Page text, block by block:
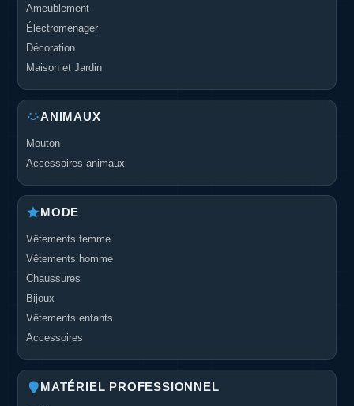
Ameublement
Électroménager
Décoration
Maison et Jardin
ANIMAUX
Mouton
Accessoires animaux
MODE
Vêtements femme
Vêtements homme
Chaussures
Bijoux
Vêtements enfants
Accessoires
MATÉRIEL PROFESSIONNEL